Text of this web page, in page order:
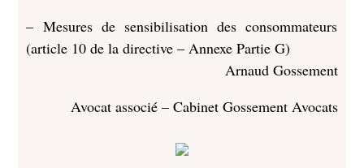
– Mesures de sensibilisation des consommateurs
(article 10 de la directive – Annexe Partie G)
Arnaud Gossement
Avocat associé – Cabinet Gossement Avocats